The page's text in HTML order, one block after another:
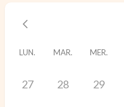
LUN. MAR. MER.
27 28 29